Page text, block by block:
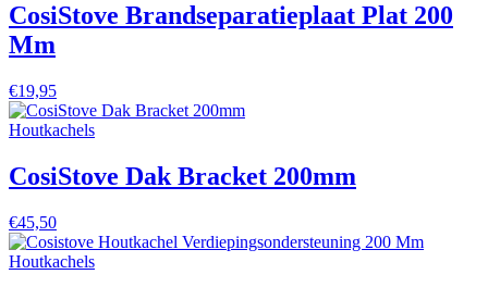
CosiStove Brandseparatieplaat Plat 200
Mm
€19,95
Houtkachels
CosiStove Dak Bracket 200mm
€45,50
Houtkachels